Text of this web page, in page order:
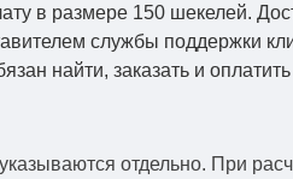
в размере 150 шекелей.
службы поддержки
найти, заказать и
отдельно. При